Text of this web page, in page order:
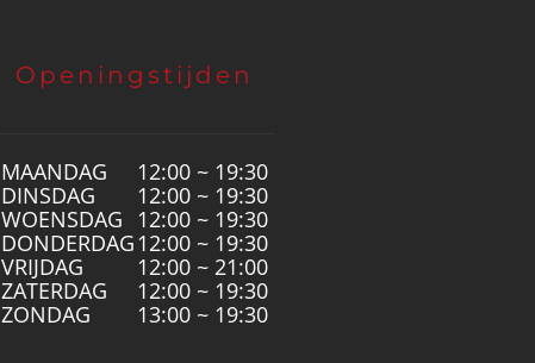
Openingstijden
MAANDAG
12:00 ~ 19:30
DINSDAG
12:00 ~ 19:30
WOENSDAG
12:00 ~ 19:30
DONDERDAG 12:00 ~ 19:30
VRIJDAG
12:00 ~ 21:00
ZATERDAG
12:00 ~ 19:30
ZONDAG
13:00 ~ 19:30